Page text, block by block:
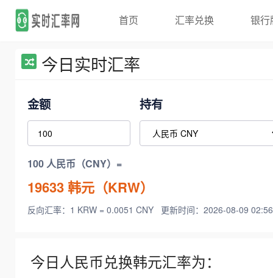
首页 汇率兑换 银行
今日实时汇率
金额 持有
100 人民币（CNY）=
19633韩元（KRW）
反向汇率：1 KRW = 0.0051 CNY 更新时间：2026-08-09
今日人民币兑换韩元汇率为：